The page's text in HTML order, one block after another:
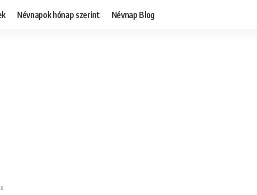
Névnapok hónap szerint Névnap Blog